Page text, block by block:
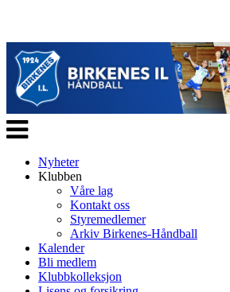
Veksle
navigasjon
Nyheter
Klubben
Våre lag
Kontakt oss
Styremedlemer
Arkiv Birkenes-Håndball
Kalender
Bli medlem
Klubbkolleksjon